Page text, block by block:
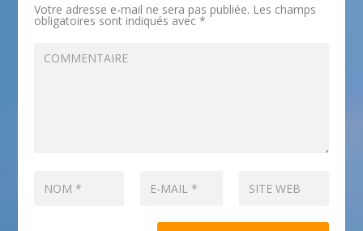
Votre adresse e-mail ne sera pas publiée. Les champs
obligatoires sont indiqués avec*